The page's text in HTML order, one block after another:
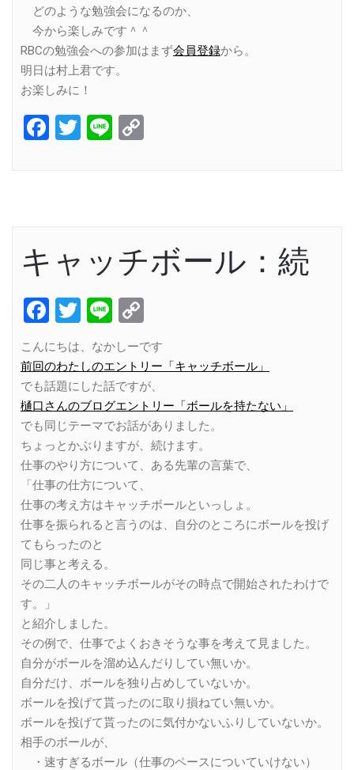
どのような勉強会になるのか、
今から楽しみです＾＾
RBCの勉強会への参加はまず会員登録から。
明日は村上君です。
お楽しみに！
Facebook
Twitter
Line
キャッチボール：続
Facebook
Twitter
Line
Link
こんにちは、なかしーです
前回のわたしのエントリー「キャッチボール」
でも話題にした話ですが、
樋口さんのブログエントリー「ボールを持たない」
でも同じテーマでお話がありました。
ちょっとかぶりますが、続けます。
仕事のやり方について、ある先輩の言葉で、
「仕事の仕方について、
仕事の考え方はキャッチボールといっしょ。
仕事を振られると言うのは、自分のところにボールを投げ
てもらったのと
同じ事と考える。
その二人のキャッチボールがその時点で開始されたわけで
す。」
と紹介しました。
その例で、仕事でよくおきそうな事を考えて見ました。
自分がボールを溜め込んだりしてい無いか。
自分だけ、ボールを独り占めしていないか。
ボールを投げて貰ったのに取り損ねてい無いか。
ボールを投げて貰ったのに気付かないふりしていないか。
相手のボールが、
・速すぎるボール（仕事のペースについていけない）